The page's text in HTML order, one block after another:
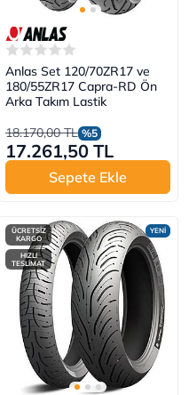
Anlas Set 120/70ZR17 ve
180/55ZR17 Capra-RD Ön
Arka Takım Lastik
18.170,00 TL %5
17.261,50 TL
Sepete Ekle
YENİ
ÜCRETSİZ
KARGO
HIZLI
TESLİMAT